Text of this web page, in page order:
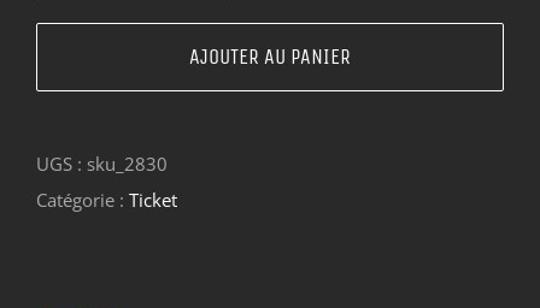
de
Les
-
découverte
AJOUTER AU PANIER
UGS : sku_2830
Catégorie : Ticket